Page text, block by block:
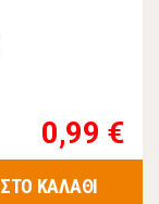
0,99 €
ΣΤΟ ΚΑΛΑΘΙ